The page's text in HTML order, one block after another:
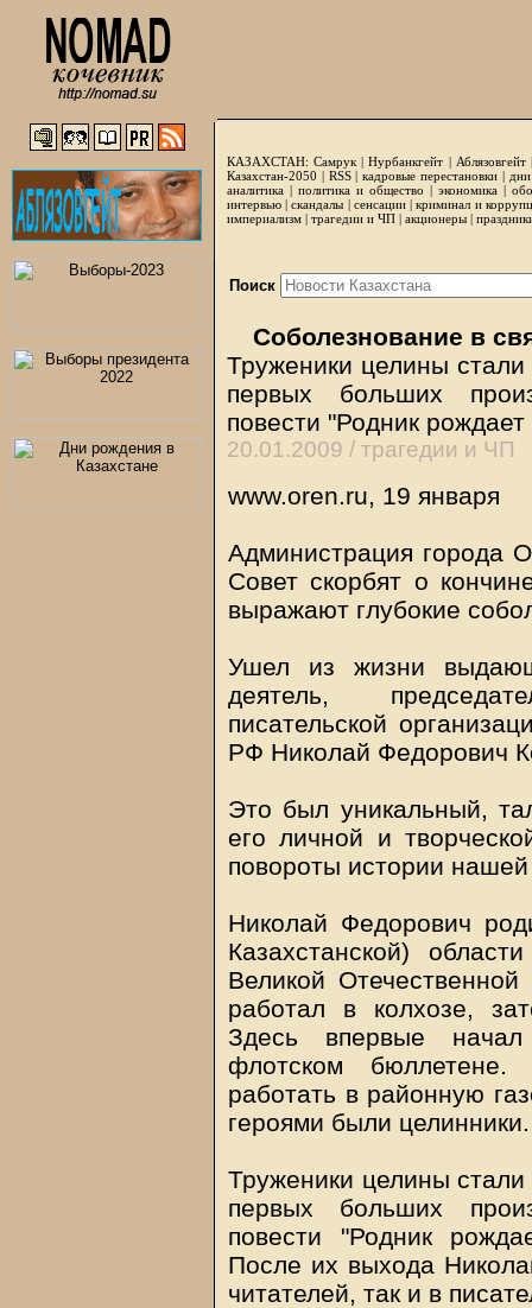
КАЗАХСТАН: Самрук |Нурбанкгейт | Аблязовгейт
Казахстан-2050 | RSS|кадровые перестановки|
аналитика | политика и общество | экономика |
интервью |скандалы | сенсации|криминал и
империализм | трагедии и ЧП | акционеры |
Поиск
Соболезнование в
Труженики целины
первых больших
повести "Родник
20.01.2009 / трагедии и ЧП
www.oren.ru, 19 января
Администрация города
Совет скорбят о
выражают глубокие
Ушел из жизни
деятель,
писательской
РФ Николай Федорович
Это был уникальный,
его личной и
повороты истории
Николай Федорович
Казахстанской)
Великой
работал в колхозе,
Здесь впервые
флотском
работать в районную
героями были целинники.
Труженики целины
первых больших
повести "Родник
После их выхода
читателей, так и в